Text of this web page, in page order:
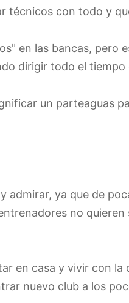
técnicos con todo y
en las bancas, pero
dirigir todo el tiempo
un parteaguas
admirar, ya que de
no quieren
en casa y vivir con la
nuevo club a los